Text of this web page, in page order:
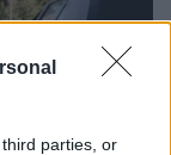
parties, or